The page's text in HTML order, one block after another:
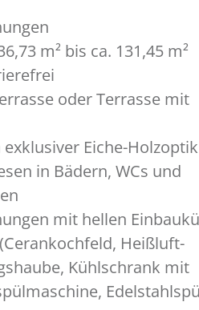
m² bis ca. 131,45 m²
oder Terrasse mit
Eiche-Holzoptik
in Bädern, WCs und
mit hellen
Heißluft-
Kühlschrank mit